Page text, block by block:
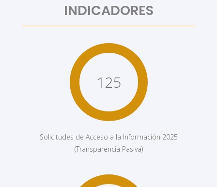
INDICADORES
125
Solicitudes de Acceso a la Información 2025
(Transparencia Pasiva)